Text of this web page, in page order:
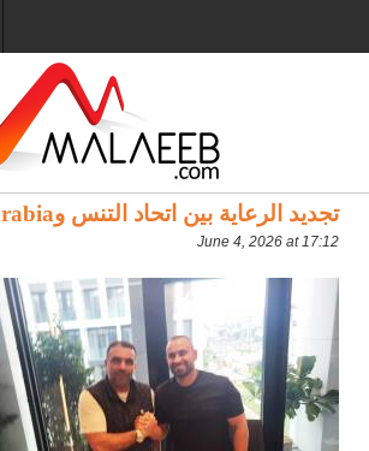
تجديد الرعاية بين اتحاد التنس وBetarabia
June 4, 2026 at 17:12